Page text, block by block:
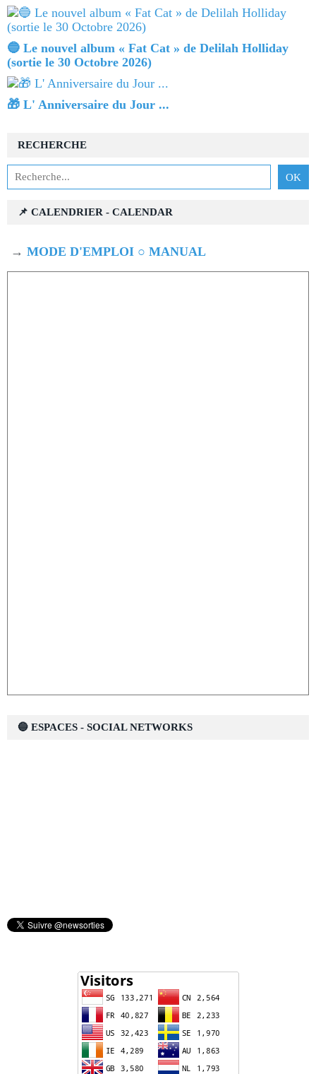
🔵 Le nouvel album « Fat Cat » de Delilah Holliday
(sortie le 30 Octobre 2026)
🎁 L' Anniversaire du Jour ...
RECHERCHE
📌 CALENDRIER - CALENDAR
→ MODE D'EMPLOI ○ MANUAL
🔵 ESPACES - SOCIAL NETWORKS